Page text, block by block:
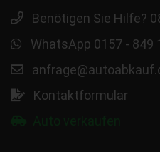
Benötigen Sie Hilfe?
WhatsApp 0157 - 849
Kontaktformular